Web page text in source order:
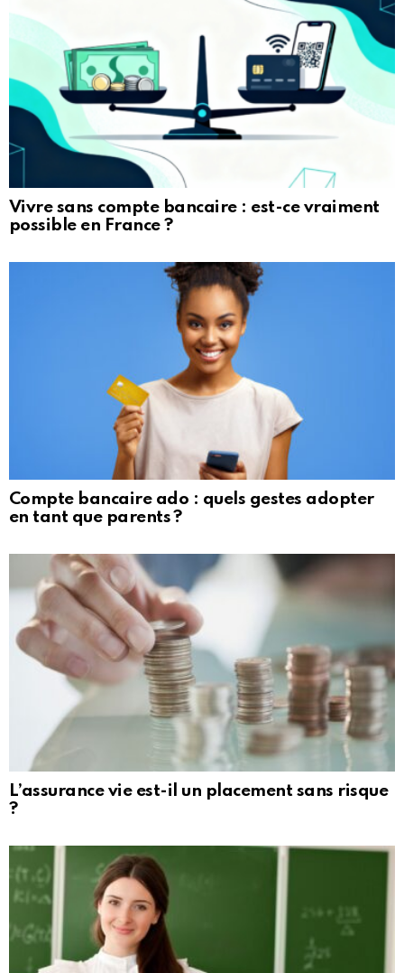
Vivre sans compte bancaire : est-ce vraiment
possible en France ?
Compte bancaire ado : quels gestes adopter
en tant que parents ?
L’assurance vie est-il un placement sans risque
?